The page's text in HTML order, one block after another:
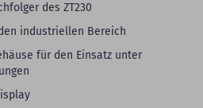
des ZT230
industriellen Bereich
für den Einsatz unter